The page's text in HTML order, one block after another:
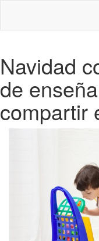
Navidad
de
compartir